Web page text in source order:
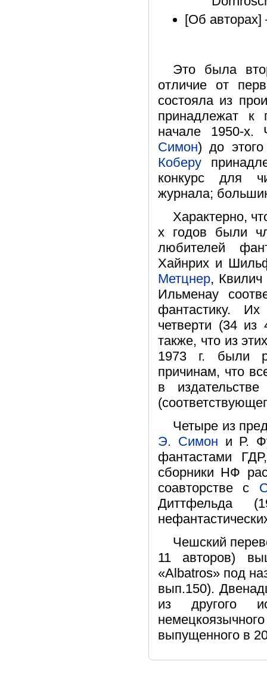
[Об авторах]
Это была
отличие от
состояла из
принадлежат к
начале 1950-
Симон) до
Коберу
конкурс для
журнала;
Характерно,
х годов были
любителей
Хайнрих и
Метцнер,
Ильменау
фантастику.
четверти (34 из
также, что из
1973 г. были
причинам, что
в
Четыре из
Э. Симон и Р.
фантастами
сборники НФ
соавторстве с
Диттфельда
Чешский
11 авторов)
«Albatros» под
вып.150).
из другого
выпущенного в